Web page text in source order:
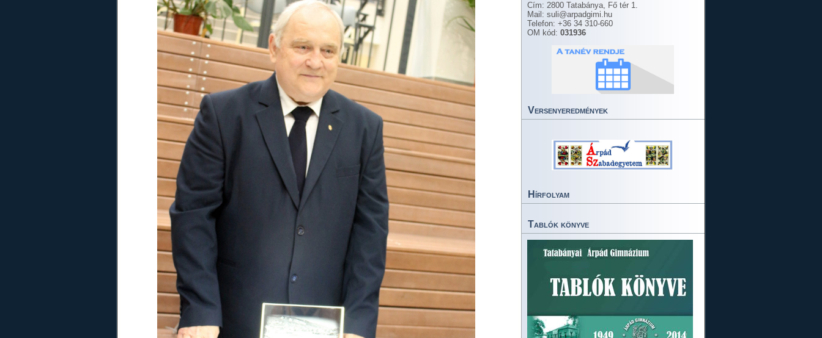
Cím: 2800 Tatabánya, Fő tér 1.
Mail: suli@arpadgimi.hu
Telefon: +36 34 310-660
OM kód: 031936
Versenyeredmények
Hírfolyam
Tablók könyve